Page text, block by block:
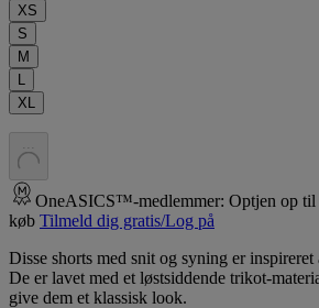
XS
S
M
L
XL
OneASICS™-medlemmer: Optjen op til
køb Tilmeld dig gratis/Log på
Disse shorts med snit og syning er
De er lavet med et løstsiddende trikot-
give dem et klassisk look.